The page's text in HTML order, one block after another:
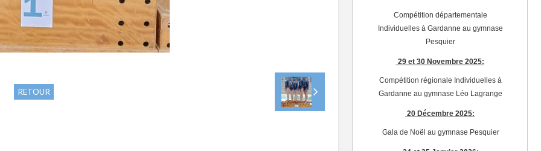
RETOUR
Compétition départementale
Individuelles à Gardanne au gymnase
Pesquier
29 et 30 Novembre 2025:
Compétition régionale Individuelles à
Gardanne au gymnase Léo Lagrange
20 Décembre 2025:
Gala de Noël au gymnase Pesquier